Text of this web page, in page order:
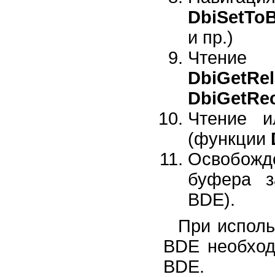
и пр.)
Чтение
Чтение
(функции
буфера
BDE).
При
BDE
BDE.